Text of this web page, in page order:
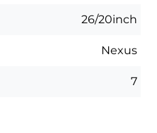
26/20inch
Nexus
7